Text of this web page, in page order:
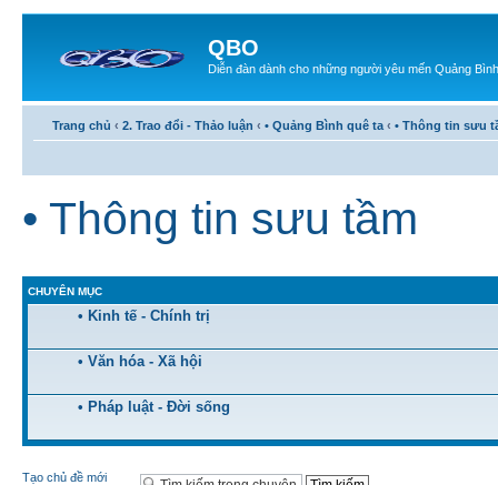
QBO
Diễn đàn dành cho những người yêu mến Quảng Bình
Trang chủ ‹ 2. Trao đổi - Thảo luận ‹ • Quảng Bình quê ta ‹ • Thông tin sưu
• Thông tin sưu tầm
CHUYÊN MỤC
• Kinh tế - Chính trị
• Văn hóa - Xã hội
• Pháp luật - Đời sống
Tạo chủ đề mới